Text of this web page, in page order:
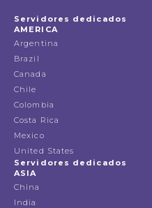
Servidores dedicados
AMERICA
Argentina
Brazil
Canada
Chile
Colombia
Costa Rica
Mexico
United States
Servidores dedicados
ASIA
China
India